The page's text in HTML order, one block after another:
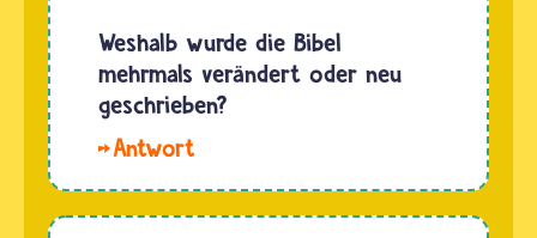
haben sie
aus dem
Judentum…
eine
Bibel. Sie
besteht
aber aus
zwei
großen
Teilen,
Weshalb wurde die Bibel
mehrmals verändert oder neu
geschrieben?
Bibel